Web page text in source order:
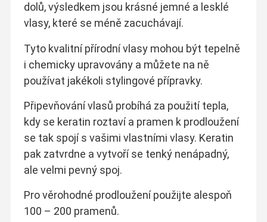
dolů, výsledkem jsou krásné jemné a lesklé
vlasy, které se méně zacuchávají.
Tyto kvalitní přírodní vlasy mohou být tepelně
i chemicky upravovány a můžete na ně
používat jakékoli stylingové přípravky.
Připevňování vlasů probíhá za použití tepla,
kdy se keratin roztaví a pramen k prodloužení
se tak spojí s vašimi vlastními vlasy. Keratin
pak zatvrdne a vytvoří se tenký nenápadný,
ale velmi pevný spoj.
Pro věrohodné prodloužení použijte alespoň
100 – 200 pramenů.